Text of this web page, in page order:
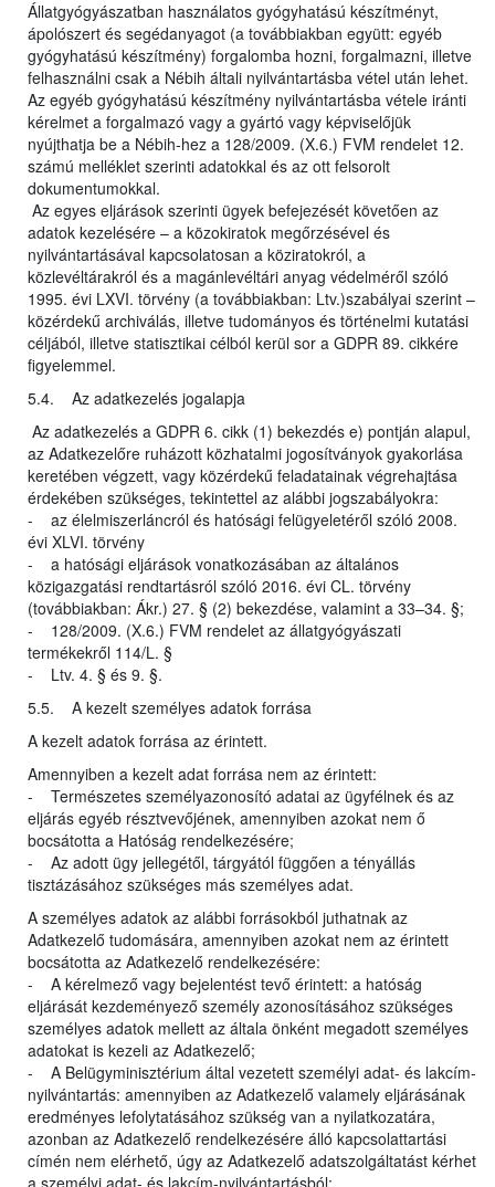
Állatgyógyászatban használatos gyógyhatású készítményt,
ápolószert és segédanyagot (a továbbiakban együtt: egyéb
gyógyhatású készítmény) forgalomba hozni, forgalmazni, illetve
felhasználni csak a Nébih általi nyilvántartásba vétel után lehet.
Az egyéb gyógyhatású készítmény nyilvántartásba vétele iránti
kérelmet a forgalmazó vagy a gyártó vagy képviselőjük
nyújthatja be a Nébih-hez a 128/2009. (X.6.) FVM rendelet 12.
számú melléklet szerinti adatokkal és az ott felsorolt
dokumentumokkal.
Az egyes eljárások szerinti ügyek befejezését követően az
adatok kezelésére – a közokiratok megőrzésével és
nyilvántartásával kapcsolatosan a köziratokról, a
közlevéltárakról és a magánlevéltári anyag védelméről szóló
1995. évi LXVI. törvény (a továbbiakban: Ltv.)szabályai szerint –
közérdekű archiválás, illetve tudományos és történelmi kutatási
céljából, illetve statisztikai célból kerül sor a GDPR 89. cikkére
figyelemmel.
5.4. Az adatkezelés jogalapja
Az adatkezelés a GDPR 6. cikk (1) bekezdés e) pontján alapul,
az Adatkezelőre ruházott közhatalmi jogosítványok gyakorlása
keretében végzett, vagy közérdekű feladatainak végrehajtása
érdekében szükséges, tekintettel az alábbi jogszabályokra:
- az élelmiszerláncról és hatósági felügyeletéről szóló 2008.
évi XLVI. törvény
- a hatósági eljárások vonatkozásában az általános
közigazgatási rendtartásról szóló 2016. évi CL. törvény
(továbbiakban: Ákr.) 27. § (2) bekezdése, valamint a 33–34. §;
- 128/2009. (X.6.) FVM rendelet az állatgyógyászati
termékekről 114/L. §
- Ltv. 4. § és 9. §.
5.5. A kezelt személyes adatok forrása
A kezelt adatok forrása az érintett.
Amennyiben a kezelt adat forrása nem az érintett:
- Természetes személyazonosító adatai az ügyfélnek és az
eljárás egyéb résztvevőjének, amennyiben azokat nem ő
bocsátotta a Hatóság rendelkezésére;
- Az adott ügy jellegétől, tárgyától függően a tényállás
tisztázásához szükséges más személyes adat.
A személyes adatok az alábbi forrásokból juthatnak az
Adatkezelő tudomására, amennyiben azokat nem az érintett
bocsátotta az Adatkezelő rendelkezésére:
- A kérelmező vagy bejelentést tevő érintett: a hatóság
eljárását kezdeményező személy azonosításához szükséges
személyes adatok mellett az általa önként megadott személyes
adatokat is kezeli az Adatkezelő;
- A Belügyminisztérium által vezetett személyi adat- és lakcím-
nyilvántartás: amennyiben az Adatkezelő valamely eljárásának
eredményes lefolytatásához szükség van a nyilatkozatára,
azonban az Adatkezelő rendelkezésére álló kapcsolattartási
címén nem elérhető, úgy az Adatkezelő adatszolgáltatást kérhet